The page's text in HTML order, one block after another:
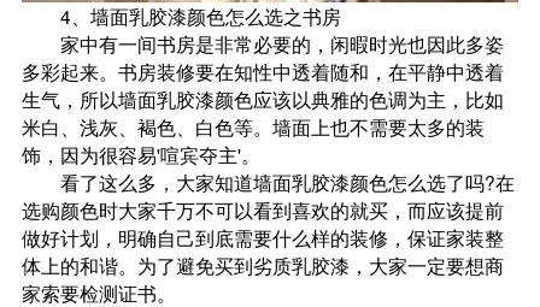
4、墙面乳胶漆颜色怎么选之书房
家中有一间书房是非常必要的，闲暇时光也因此多姿
多彩起来。书房装修要在知性中透着随和，在平静中透着
生气，所以墙面乳胶漆颜色应该以典雅的色调为主，比如
米白、浅灰、褐色、白色等。墙面上也不需要太多的装
饰，因为很容易'喧宾夺主'。
看了这么多，大家知道墙面乳胶漆颜色怎么选了吗?在
选购颜色时大家千万不可以看到喜欢的就买，而应该提前
做好计划，明确自己到底需要什么样的装修，保证家装整
体上的和谐。为了避免买到劣质乳胶漆，大家一定要想商
家索要检测证书。